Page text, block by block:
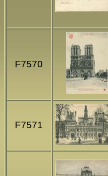
F7570
F7571